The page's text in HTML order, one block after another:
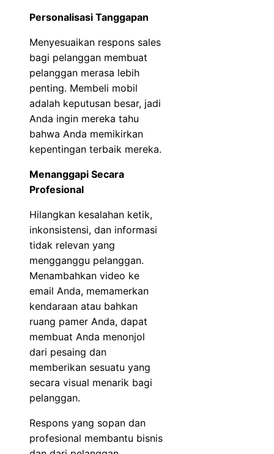
Personalisasi Tanggapan
Menyesuaikan respons sales
bagi pelanggan membuat
pelanggan merasa lebih
penting. Membeli mobil
adalah keputusan besar, jadi
Anda ingin mereka tahu
bahwa Anda memikirkan
kepentingan terbaik mereka.
Menanggapi Secara
Profesional
Hilangkan kesalahan ketik,
inkonsistensi, dan informasi
tidak relevan yang
mengganggu pelanggan.
Menambahkan video ke
email Anda, memamerkan
kendaraan atau bahkan
ruang pamer Anda, dapat
membuat Anda menonjol
dari pesaing dan
memberikan sesuatu yang
secara visual menarik bagi
pelanggan.
Respons yang sopan dan
profesional membantu bisnis